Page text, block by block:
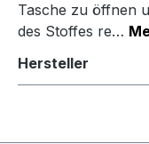
Tasche zu öffnen
des Stoffes re…
Hersteller